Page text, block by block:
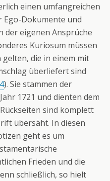
einen umfangreichen
Ego-Dokumente und
der eigenen Ansprüche
Kuriosum müssen
die in einem mit
überliefert sind
). Sie stammen der
1721 und dienten dem
sind komplett
übersäht. In diesen
geht es um
Frieden und die
schließlich, so hielt